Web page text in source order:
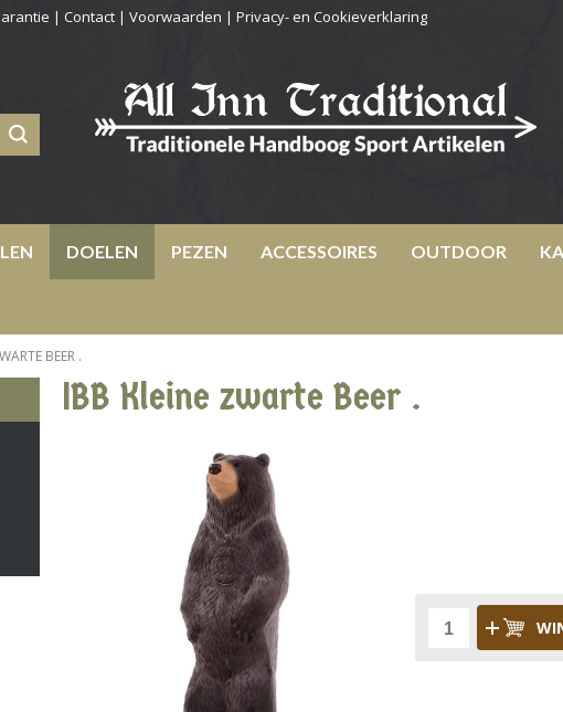
| Contact | Voorwaarden | Privacy- en Cookieverklaring
DOELEN PEZEN ACCESSOIRES OUTDOOR
BEER .
IBB Kleine zwarte Beer .